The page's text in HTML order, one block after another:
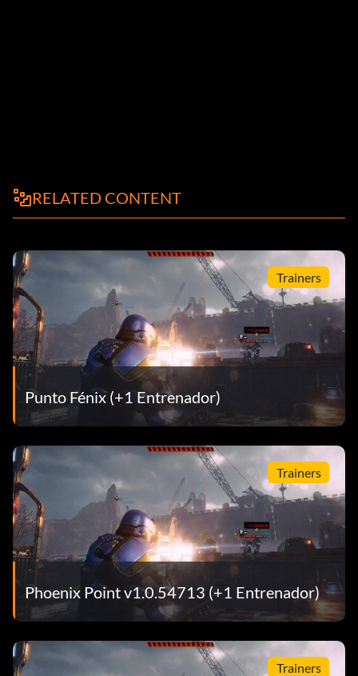
RELATED CONTENT
Trainers
Punto Fénix (+1 Entrenador)
Trainers
Phoenix Point v1.0.54713 (+1 Entrenador)
Trainers